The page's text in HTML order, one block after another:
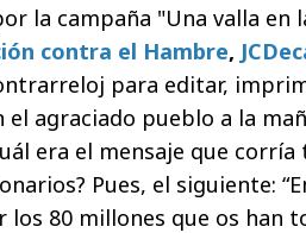
la campaña "Una valla en
contra el Hambre,
para editar,
el agraciado pueblo a la
era el mensaje que
Pues, el siguiente:
los 80 millones que os han